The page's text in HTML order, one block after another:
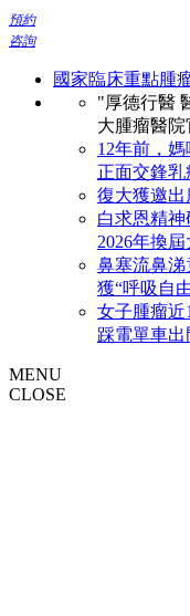
預約
咨詢
國家臨床重點腫
"厚德行醫
大腫瘤醫
12年前，
正面交鋒乳
復大獲邀出
白求恩精
2026年換屆
鼻塞流鼻
獲“呼吸自
女子腫瘤近
踩電單車出
MENU
CLOSE